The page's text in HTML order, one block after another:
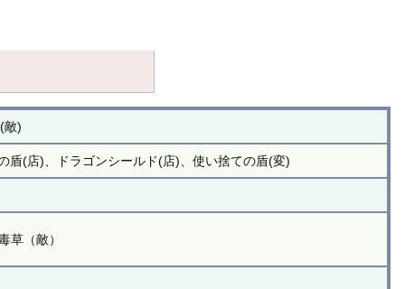
敵)
盾(店)、ドラゴンシールド(店)、使い捨ての盾(変)
草（敵）